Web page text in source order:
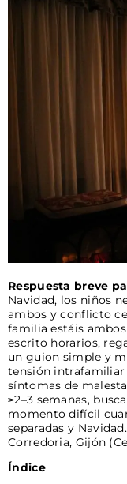
Respuesta breve
Navidad, los niños
ambos y conflicto
familia estáis
escrito horarios,
un guion simple y
tensión intrafamiliar
síntomas de
≥2–3 semanas,
momento difícil
separadas y
Corredoria, Gijón
Índice